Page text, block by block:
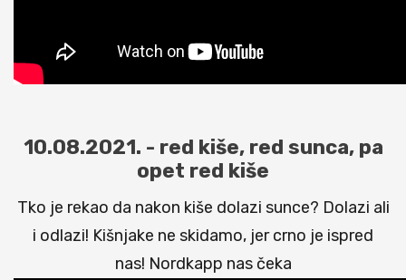
10.08.2021. - red kiše, red sunca, pa
opet red kiše
Tko je rekao da nakon kiše dolazi sunce? Dolazi ali
i odlazi! Kišnjake ne skidamo, jer crno je ispred
nas! Nordkapp nas čeka